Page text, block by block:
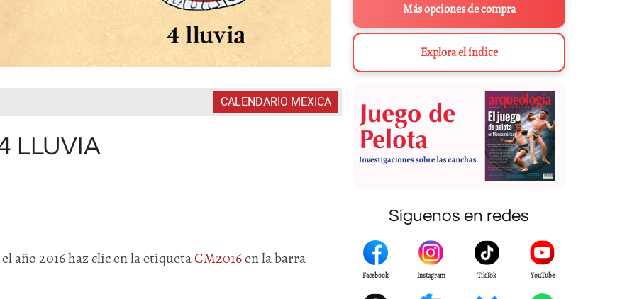
CALENDARIO MEXICA
LLUVIA
año 2016 haz clic en la etiquetaCM2016en la barra
Más opciones de compra
Explora el índice
Síguenos en redes
Facebook Instagram TikTok YouTube